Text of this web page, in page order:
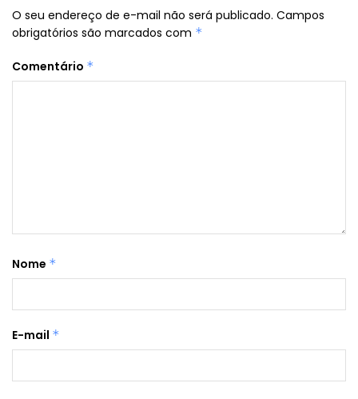
O seu endereço de e-mail não será publicado. Campos
obrigatórios são marcados com *
Comentário *
Nome *
E-mail *